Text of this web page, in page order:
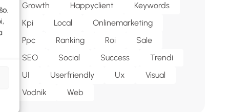
Growth
Happyclient
Keywords
Kpi
Local
Onlinemarketing
Ppc
Ranking Roi
Sale
SEO
Social Success
Trendi
UI
Userfriendly Ux
Visual
Vodnik
Web